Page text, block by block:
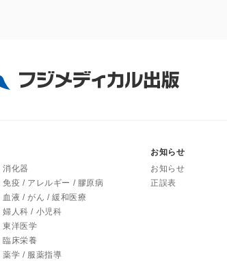
消化器
免疫 / アレルギー / 膠原病
血液 / がん / 緩和医療
婦人科 / 小児科
東洋医学
臨床栄養
薬学 / 服薬指導
お知らせ
お知らせ
正誤表